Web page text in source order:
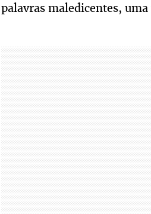
palavras maledicentes,